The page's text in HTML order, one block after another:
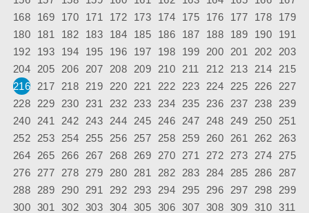
168
169 170 171 172 173 174 175 176 177 178
179
180
181 182 183 184 185 186 187 188 189 190
191
192
193 194 195 196 197 198 199 200 201 202
203
204
205 206 207 208 209 210 211 212 213 214
215
216
217 218 219 220 221 222 223 224 225 226
227
228
229 230 231 232 233 234 235 236 237 238
239
240
241 242 243 244 245 246 247 248 249 250
251
252
253 254 255 256 257 258 259 260 261 262
263
264
265 266 267 268 269 270 271 272 273 274
275
276
277 278 279 280 281 282 283 284 285 286
287
288
289 290 291 292 293 294 295 296 297 298
299
300 301 302 303 304 305 306 307 308 309 310
311